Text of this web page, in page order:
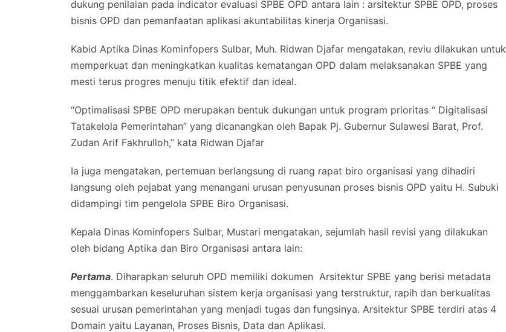
dukung penilaian pada indicator evaluasi SPBE OPD antara lain : arsitektur SPBE OPD, proses
bisnis OPD dan pemanfaatan aplikasi akuntabilitas kinerja Organisasi.
Kabid Aptika Dinas Kominfopers Sulbar, Muh. Ridwan Djafar mengatakan, reviu dilakukan untuk
memperkuat dan meningkatkan kualitas kematangan OPD dalam melaksanakan SPBE yang
mesti terus progres menuju titik efektif dan ideal.
“Optimalisasi SPBE OPD merupakan bentuk dukungan untuk program prioritas “ Digitalisasi
Tatakelola Pemerintahan” yang dicanangkan oleh Bapak Pj. Gubernur Sulawesi Barat, Prof.
Zudan Arif Fakhrulloh,” kata Ridwan Djafar
Ia juga mengatakan, pertemuan berlangsung di ruang rapat biro organisasi yang dihadiri
langsung oleh pejabat yang menangani urusan penyusunan proses bisnis OPD yaitu H. Subuki
didampingi tim pengelola SPBE Biro Organisasi.
Kepala Dinas Kominfopers Sulbar, Mustari mengatakan, sejumlah hasil revisi yang dilakukan
oleh bidang Aptika dan Biro Organisasi antara lain:
Pertama. Diharapkan seluruh OPD memiliki dokumen Arsitektur SPBE yang berisi metadata
menggambarkan keseluruhan sistem kerja organisasi yang terstruktur, rapih dan berkualitas
sesuai urusan pemerintahan yang menjadi tugas dan fungsinya. Arsitektur SPBE terdiri atas 4
Domain yaitu Layanan, Proses Bisnis, Data dan Aplikasi.